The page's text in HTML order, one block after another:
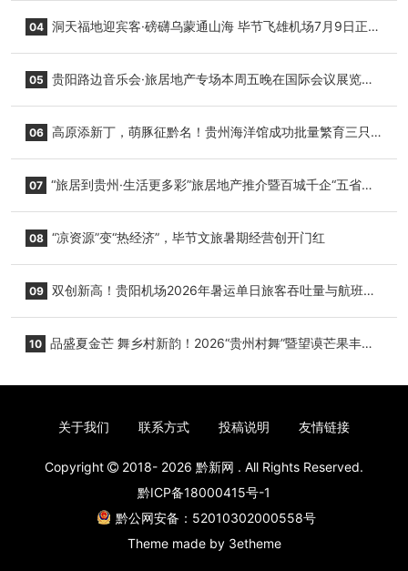
04 洞天福地迎宾客·磅礴乌蒙通山海 毕节飞雄机场7月9日正式
05 贵阳路边音乐会·旅居地产专场本周五晚在国际会议展览中
06 高原添新丁，萌豚征黔名！贵州海洋馆成功批量繁育三只
07 “旅居到贵州·生活更多彩”旅居地产推介暨百城千企“五省
08 “凉资源”变“热经济”，毕节文旅暑期经营创开门红
09 双创新高！贵阳机场2026年暑运单日旅客吞吐量与航班起
10 品盛夏金芒 舞乡村新韵！2026“贵州村舞”暨望谟芒果丰收
关于我们 联系方式 投稿说明 友情链接
Copyright 2018- 2026 黔新网 . All Rights Reserved.
黔ICP备18000415号-1
黔公网安备：52010302000558号
Theme made by 3etheme